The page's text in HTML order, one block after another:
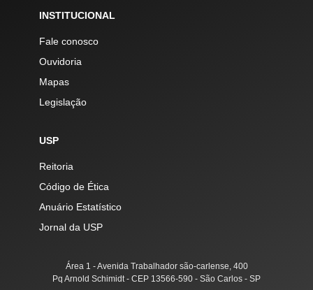
INSTITUCIONAL
Fale conosco
Ouvidoria
Mapas
Legislação
USP
Reitoria
Código de Ética
Anuário Estatístico
Jornal da USP
Área 1 - Avenida Trabalhador são-carlense, 400
Pq Arnold Schimidt - CEP 13566-590 - São Carlos - SP